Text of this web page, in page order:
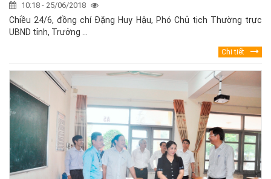
10:18 - 25/06/2018
Chiều 24/6, đồng chí Đặng Huy Hậu, Phó Chủ tịch Thường trực
UBND tỉnh, Trưởng ...
Chi tiết